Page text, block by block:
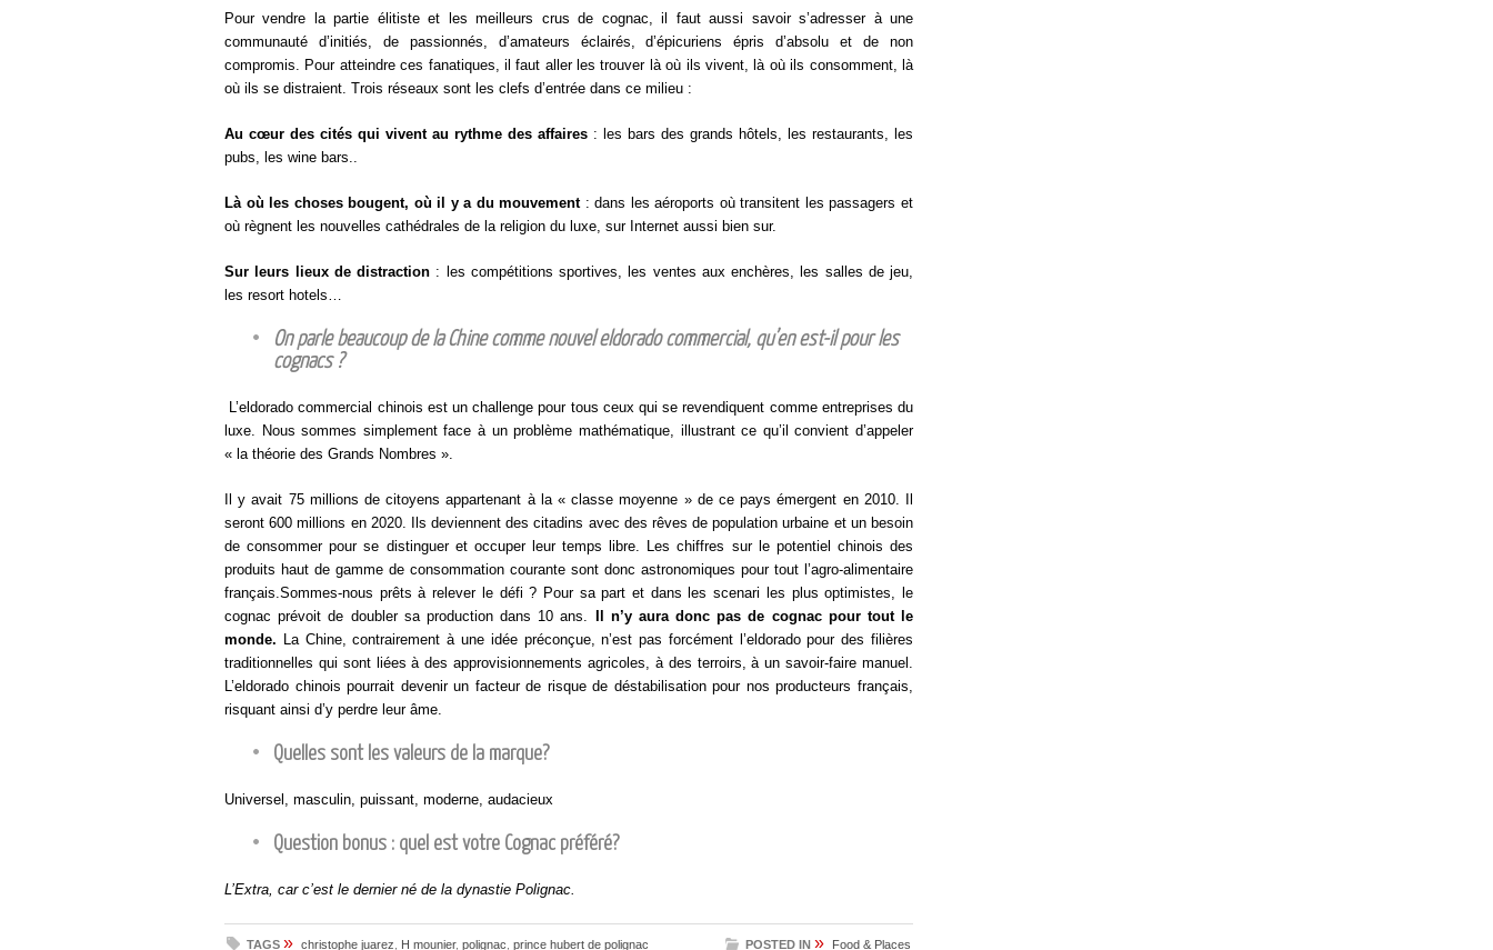
Pour vendre la partie élitiste et les meilleurs crus de cognac, il faut aussi savoir s’adresser à une
communauté d’initiés, de passionnés, d’amateurs éclairés, d’épicuriens épris d’absolu et de non
compromis. Pour atteindre ces fanatiques, il faut aller les trouver là où ils vivent, là où ils consomment, là
où ils se distraient. Trois réseaux sont les clefs d’entrée dans ce milieu :
Au cœur des cités qui vivent au rythme des affaires : les bars des grands hôtels, les restaurants, les
pubs, les wine bars..
Là où les choses bougent, où il y a du mouvement: dans les aéroports où transitent les passagers et
où règnent les nouvelles cathédrales de la religion du luxe, sur Internet aussi bien sur.
Sur leurs lieux de distraction : les compétitions sportives, les ventes aux enchères, les salles de jeu,
les resort hotels…
On parle beaucoup de la Chine comme nouvel eldorado commercial, qu’en est-il pour les
cognacs ?
L’eldorado commercial chinois est un challenge pour tous ceux qui se revendiquent comme entreprises du
luxe. Nous sommes simplement face à un problème mathématique, illustrant ce qu’il convient d’appeler
« la théorie des Grands Nombres ».
Il y avait 75 millions de citoyens appartenant à la « classe moyenne » de ce pays émergent en 2010. Il
seront 600 millions en 2020. Ils deviennent des citadins avec des rêves de population urbaine et un besoin
de consommer pour se distinguer et occuper leur temps libre. Les chiffres sur le potentiel chinois des
produits haut de gamme de consommation courante sont donc astronomiques pour tout l’agro-alimentaire
français.Sommes-nous prêts à relever le défi ? Pour sa part et dans les scenari les plus optimistes, le
cognac prévoit de doubler sa production dans 10 ans.
Il n’y aura donc pas de cognac pour tout le
monde.
La Chine, contrairement à une idée préconçue, n’est pas forcément l’eldorado pour des filières
traditionnelles qui sont liées à des approvisionnements agricoles, à des terroirs, à un savoir-faire manuel.
L’eldorado chinois pourrait devenir un facteur de risque de déstabilisation pour nos producteurs français,
risquant ainsi d’y perdre leur âme.
Quelles sont les valeurs de la marque?
Universel, masculin, puissant, moderne, audacieux
Question bonus : quel est votre Cognac préféré?
L’Extra, car c’est le dernier né de la dynastie Polignac.
TAGS » christophe juarez H mounier, polignac prince hubert de polignac POSTED IN » Food & Places